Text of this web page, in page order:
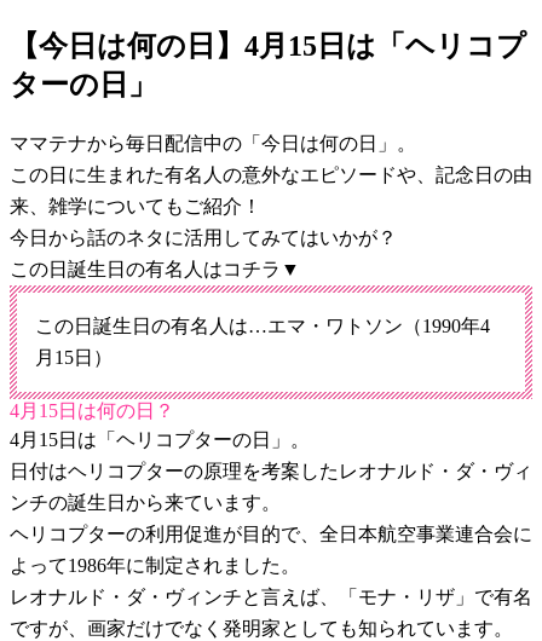
【今日は何の日】4月15日は「ヘリコプ
ターの日」
ママテナから毎日配信中の「今日は何の日」。
この日に生まれた有名人の意外なエピソードや、記念日の由
来、雑学についてもご紹介！
今日から話のネタに活用してみてはいかが？
この日誕生日の有名人はコチラ▼
この日誕生日の有名人は…エマ・ワトソン（1990年4
月15日）
4月15日は何の日？
4月15日は「ヘリコプターの日」。
日付はヘリコプターの原理を考案したレオナルド・ダ・ヴィ
ンチの誕生日から来ています。
ヘリコプターの利用促進が目的で、全日本航空事業連合会に
よって1986年に制定されました。
レオナルド・ダ・ヴィンチと言えば、「モナ・リザ」で有名
ですが、画家だけでなく発明家としても知られています。